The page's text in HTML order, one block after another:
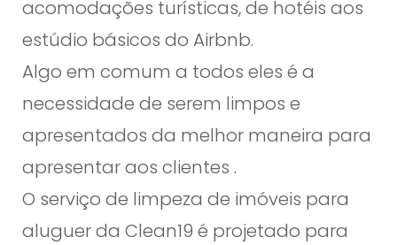
r
A
l
g
a
r
v
e
acomodações turísticas, de hotéis aos
estúdio básicos do Airbnb.
Algo em comum a todos eles é a
necessidade de serem limpos e
apresentados da melhor maneira para
apresentar aos clientes .
O serviço de limpeza de imóveis para
aluguer da Clean19 é projetado para